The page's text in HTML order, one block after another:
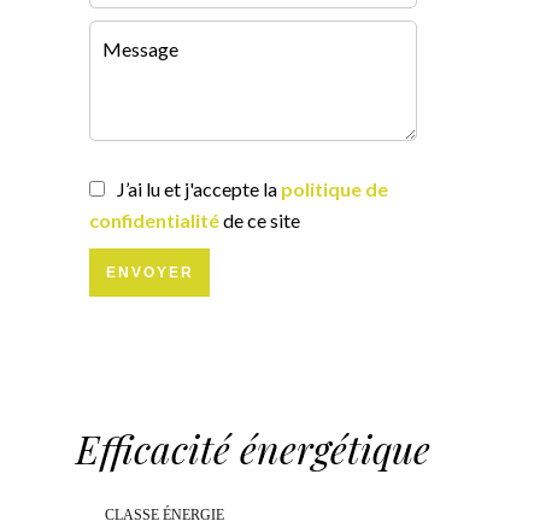
J’ai lu et j'accepte la politique de
confidentialitéde ce site
ENVOYER
Efficacité énergétique